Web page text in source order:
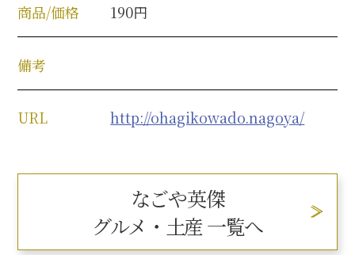
清正関連 史跡 一覧
名古屋＜清正＞観光モデルコース
商品/価格 190円
備考
URL http://ohagikowado.nagoya/
なごや英傑
グルメ・土産 一覧へ